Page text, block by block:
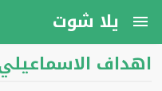
يلا شوت
اهداف